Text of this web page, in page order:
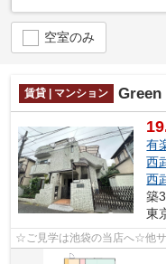
空室のみ
賃貸 | マンション
有
西
西
築
東
☆ご見学は池袋の当店へ☆他